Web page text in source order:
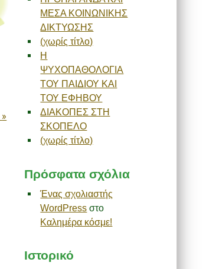
»
ΜΕΣΑ ΚΟΙΝΩΝΙΚΗΣ
ΔΙΚΤΥΩΣΗΣ
(χωρίς τίτλο)
Η
ΨΥΧΟΠΑΘΟΛΟΓΙΑ
ΤΟΥ ΠΑΙΔΙΟΥ ΚΑΙ
ΤΟΥ ΕΦΗΒΟΥ
ΔΙΑΚΟΠΕΣ ΣΤΗ
ΣΚΟΠΕΛΟ
(χωρίς τίτλο)
Πρόσφατα σχόλια
Ένας σχολιαστής
WordPress στο
Καλημέρα κόσμε!
Ιστορικό